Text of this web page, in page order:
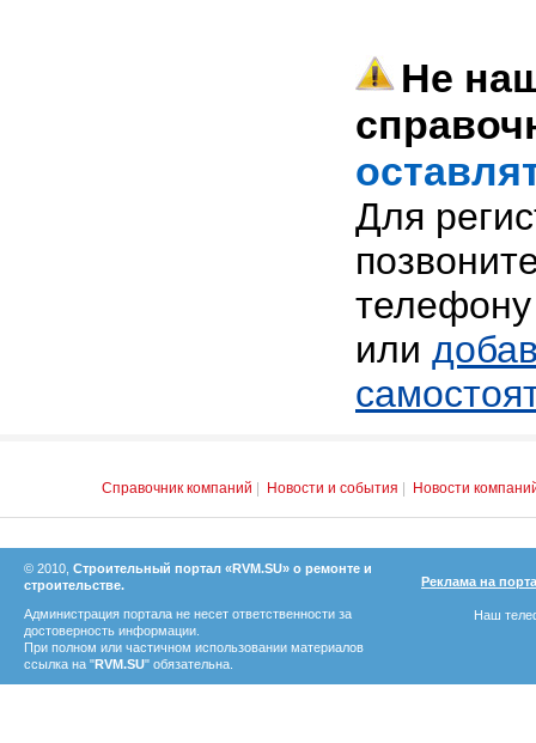
Не
Для
или
Справочник компаний Новости и события Новости
© 2010, Строительный портал «RVM.SU» о ремонте и
строительстве.
Администрация портала не несет ответственности за
достоверность информации.
При полном или частичном использовании материалов
ссылка на "RVM.SU" обязательна.
Реклама на
Наш